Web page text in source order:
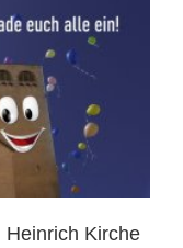
Heinrich Kirche